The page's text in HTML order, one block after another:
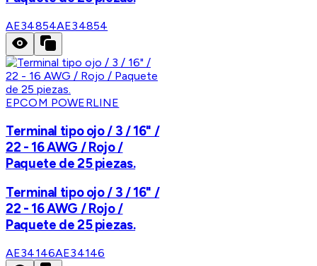
AE34854AE34854
EPCOM POWERLINE
Terminal tipo ojo / 3 / 16" /
22 - 16 AWG / Rojo /
Paquete de 25 piezas.
Terminal tipo ojo / 3 / 16" /
22 - 16 AWG / Rojo /
Paquete de 25 piezas.
AE34146AE34146